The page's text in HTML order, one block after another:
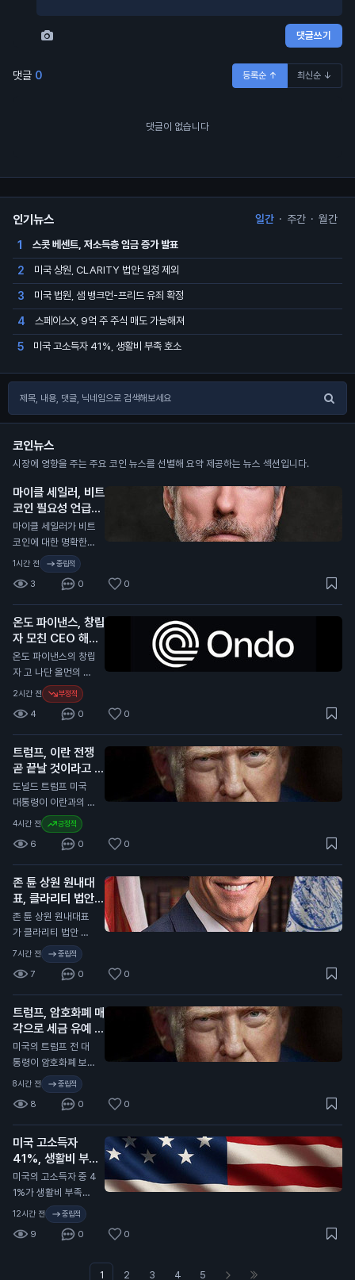
댓글쓰기
댓글 0 등록순 ↑ 최신순 ↓
댓글이 없습니다
인기뉴스 일간 · 주간 · 월간
1 스콧 베센트, 저소득층 임금 증가 발표
2 미국 상원, CLARITY 법안 일정 제외
3 미국 법원, 샘 뱅크먼-프리드 유죄 확정
4 스페이스X, 9억 주 주식 매도 가능해져
5 미국 고소득자 41%, 생활비 부족 호소
코인뉴스
시장에 영향을 주는 주요 코인 뉴스를 선별해 요약 제공하는 뉴스 섹션입니다.
마이클 세일러, 비트
코인 필요성 언급
N
마이클 세일러가 비트
코인에 대한 명확한
규제가 필요하지 않다
고 주장했습니다. 그
는 미국이 명확한 규
제를 필요로 한다고
강조했습니다. 세일러
는 최근 비트코인을
매각해 1억 달러(약 1,
400억 원)를 모금했
습니다. 현재 미국 상
원은 가상자산 산업을
위한 CLARITY 법안
을 통과시킬 시간이
부족합니다. 이 법안
은 가상자산 거래와
자본 형성을 위한 연
방 규칙을 제정하는
다. 법안의 지지자들
은 이 법안이 미국에
스템 발전에 중요한
시험대가 될 것이라고
말합니다. 이 뉴스는
비트코인과 같은 가상
자산의 규제가 어떻게
이루어질지에 대한 불
확실성을 보여줍니다.
향을 주의 깊게 살펴
봐야 합니다.
1시간 전 중립적
3 0 0
온도 파이낸스, 창립
자 모친 CEO 해임
소송 제기
N
온도 파이낸스의 창립
자 고 나단 올먼의 모
친 캐서린 올먼이 CE
O 이안 드 보드를 해
임하고 회사를 장악하
려고 소송을 제기했습
니다. 이 소송은 델라
웨어 법원에 제출되었
습니다. 캐서린 올먼
은 아들이 사망한 후
이안 드 보드가 이사
회 승인 없이 CEO로
취임했다고 주장합니
다. 그녀는 아들의 유
산을 대표하는 법원으
로부터 권한을 부여받
았으며, 회사의 의결
권을 가지고 있다고
드 보드를 모든 직위
에서 해임하기 위한
다. 이 사건은 온도 파
이낸스의 경영권 분쟁
을 촉발하고 있습니
다. 일반 투자자에게
는 회사의 경영 안정
성과 주가에 영향을
미칠 수 있는 중요한
2시간 전 부정적
4 0 0
트럼프, 이란 전쟁
곧 끝날 것이라고 전
망
N
도널드 트럼프 미국
대통령이 이란과의 전
쟁이 곧 끝날 것이라
고 예측했습니다. 그
는 이날 기자들과의
인터뷰에서 "전쟁이
곧 끝날 것이라고 생
각한다. 그들은 더 이
상 버틸 수 없을 것"이
라고 말했습니다. 트
럼프 대통령은 이란과
의 협상이 잘 진행되
고 있으며, 호르무즈
해협을 재개방하는 합
의가 가까워지고 있다
고 덧붙였습니다. 그
는 미국 군대가 이란
의 군사력을 약화시키
이상 저항할 수 없을
것이라고 주장했습니
투자자에게 중요한 의
미를 가집니다. 전쟁
이 끝나면 원유 공급
이 안정될 가능성이
높아져, 유가에 긍정
적인 영향을 미칠 수
있습니다.
4시간 전 긍정적
6 0 0
존 튠 상원 원내대
표, 클라리티 법안
투표 연기 발표
존 튠 상원 원내대표
가 클라리티 법안 투
표가 9월로 연기됐다
고 확인했습니다. 이
소식은 정치 전문 매
체인 폴리티코를 통해
전해졌습니다. 클라리
티 법안은 가상자산
규제와 관련된 법안으
로, 상원에서의 투표
가 예정되어 있었습니
다. 하지만 튠 원내대
표는 이번 주 투표가
보장되지 않는다고 밝
혔습니다. 이 법안은
통과되면 하원으로 넘
어가고, 최종적으로
대통령의 서명이 필요
기는 일반 투자자에게
중요한 의미를 가집니
지연은 가상자산 시장
7시간 전 중립적
7 0 0
트럼프, 암호화폐 매
각으로 세금 유예 가
능성
N
미국의 트럼프 전 대
통령이 암호화폐 보유
자산을 매각하면 세금
유예 혜택을 받을 수
있다고 블룸버그가 보
도했습니다. 이 제안
은 클라리티 법안과
관련된 윤리적 제안으
로, 트럼프가 자산을
매각해야 한다는 조건
이 포함되어 있습니
다. 트럼프는 지난해
암호화폐 사업에서 1
00억 원)의 수익을 올
8시간 전 중립적
8 0 0
미국 고소득자
41%, 생활비 부족
호소
N
미국의 고소득자 중 4
1%가 생활비 부족을
느끼고 있다고 골드만
삭스가 발표했습니다.
이들은 연간 30만 달
12시간 전 중립적
9 0 0
1 2 3 4 5